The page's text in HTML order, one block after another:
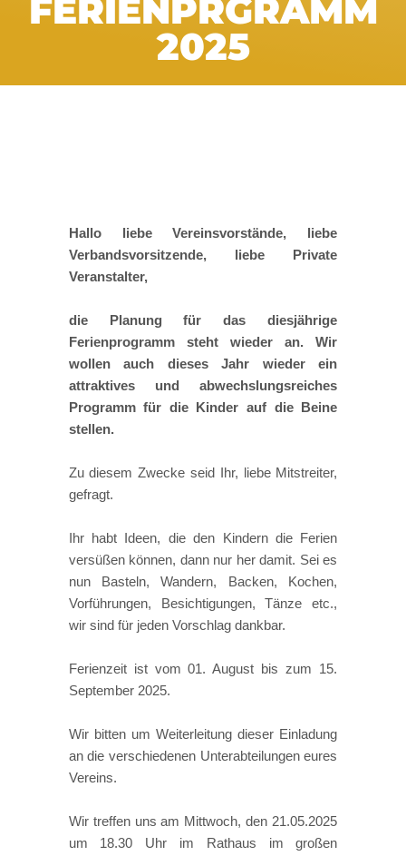
FERIENPRGRAMM
2025
Hallo liebe Vereinsvorstände, liebe
Verbandsvorsitzende, liebe Private
Veranstalter,
die Planung für das diesjährige
Ferienprogramm steht wieder an. Wir
wollen auch dieses Jahr wieder ein
attraktives und abwechslungsreiches
Programm für die Kinder auf die Beine
stellen.
Zu diesem Zwecke seid Ihr, liebe Mitstreiter,
gefragt.
Ihr habt Ideen, die den Kindern die Ferien
versüßen können, dann nur her damit. Sei es
nun Basteln, Wandern, Backen, Kochen,
Vorführungen, Besichtigungen, Tänze etc.,
wir sind für jeden Vorschlag dankbar.
Ferienzeit ist vom 01. August bis zum 15.
September 2025.
Wir bitten um Weiterleitung dieser Einladung
an die verschiedenen Unterabteilungen eures
Vereins.
Wir treffen uns am Mittwoch, den 21.05.2025
um 18.30 Uhr im Rathaus im großen